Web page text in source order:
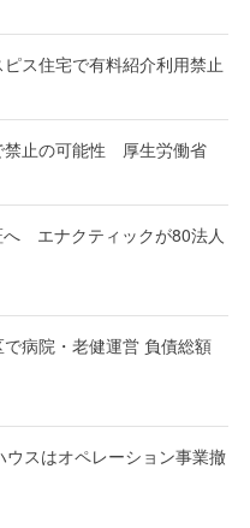
ス住宅で有料紹介利用禁止
禁止の可能性 厚生労働省
へ エナクティックが80法人
病院・老健運営 負債総額
スはオペレーション事業撤